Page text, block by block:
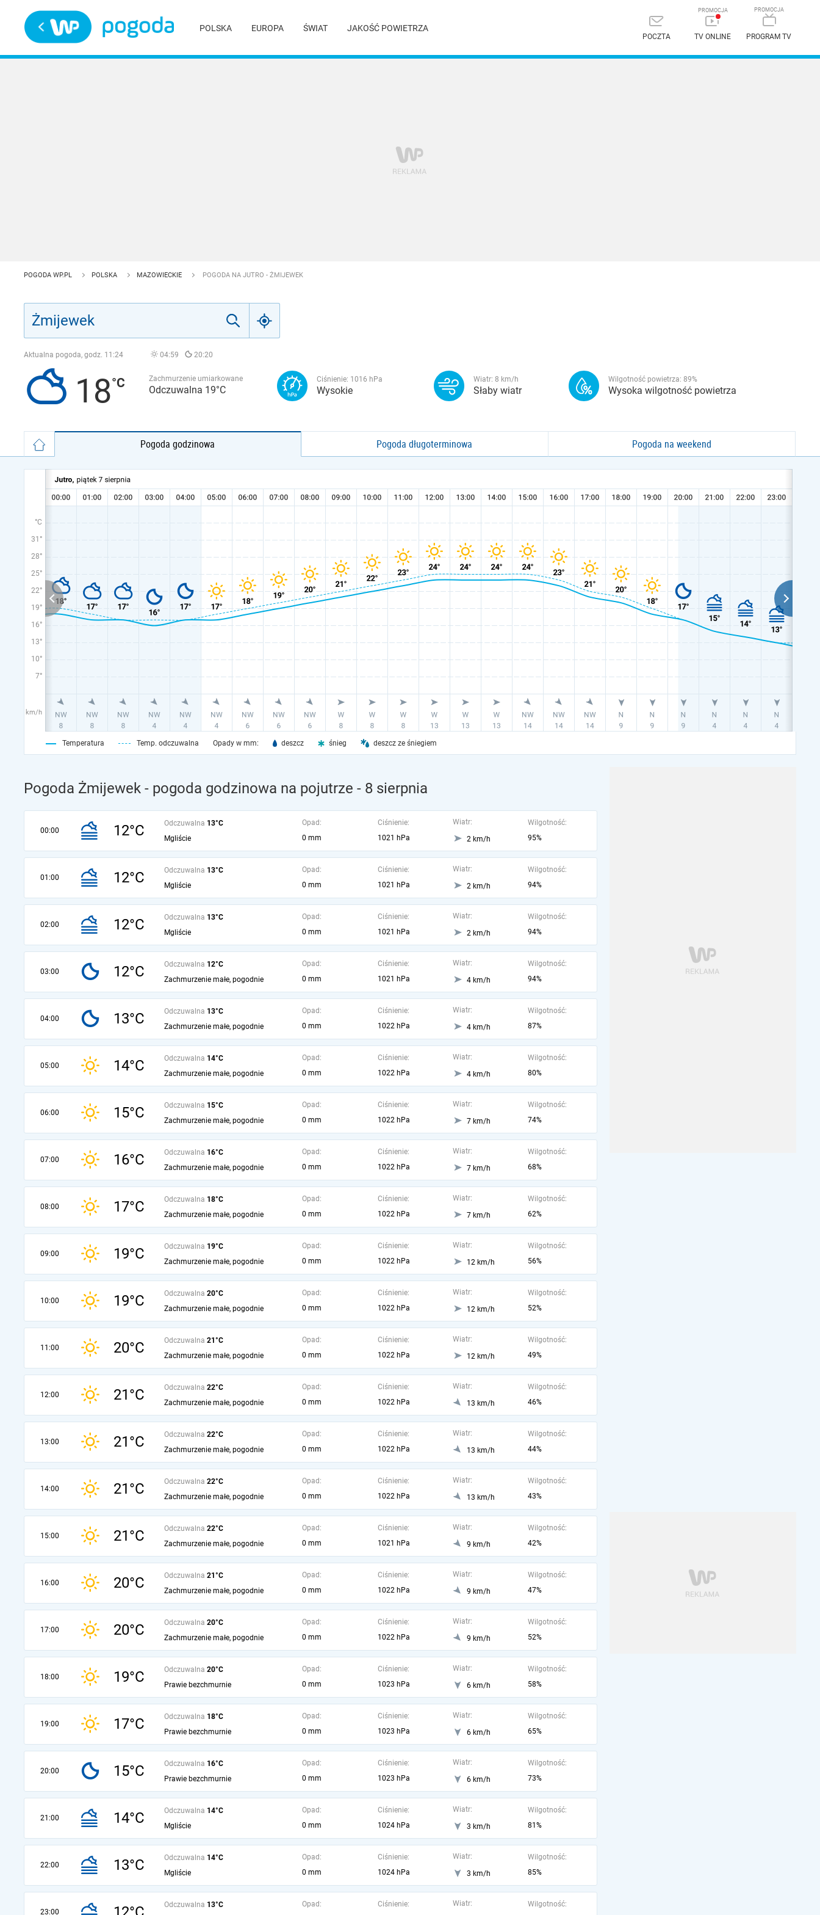
POLSKA EUROPA ŚWIAT JAKOŚĆ POWIETRZA
POCZTA TV ONLINE PROGRAM TV
POGODA WP.PL POLSKA MAZOWIECKIE POGODA NA JUTRO - ŻMIJEWEK
Aktualna pogoda, godz. 11:24 04:59 20:20
18 Zachmurzenie umiarkowane
Odczuwalna 19°C
Ciśnienie: 1016 hPa
Wysokie
Wiatr: 8 km/h
Słaby wiatr
Wilgotność powietrza: 89%
Wysoka wilgotność powietrza
Pogoda godzinowa Pogoda długoterminowa Pogoda na weekend
°C
31°
28°
25°
22°
19°
16°
13°
10°
7°
km/h
Temperatura Temp. odczuwalna Opady w mm: deszcz śnieg deszcz ze śniegiem
Pogoda Żmijewek - pogoda godzinowa na pojutrze - 8 sierpnia
00:00 12°C Odczuwalna 13°C
Mgliście
Opad:
0 mm
Ciśnienie:
1021 hPa
Wiatr:
2 km/h
Wilgotność:
95%
01:00 12°C Odczuwalna 13°C
Mgliście
Opad:
0 mm
Ciśnienie:
1021 hPa
Wiatr:
2 km/h
Wilgotność:
94%
02:00 12°C Odczuwalna 13°C
Mgliście
Opad:
0 mm
Ciśnienie:
1021 hPa
Wiatr:
2 km/h
Wilgotność:
94%
03:00 12°C Odczuwalna 12°C
Zachmurzenie małe, pogodnie
Opad:
0 mm
Ciśnienie:
1021 hPa
Wiatr:
4 km/h
Wilgotność:
94%
04:00 13°C Odczuwalna 13°C
Zachmurzenie małe, pogodnie
Opad:
0 mm
Ciśnienie:
1022 hPa
Wiatr:
4 km/h
Wilgotność:
87%
05:00 14°C Odczuwalna 14°C
Zachmurzenie małe, pogodnie
Opad:
0 mm
Ciśnienie:
1022 hPa
Wiatr:
4 km/h
Wilgotność:
80%
06:00 15°C Odczuwalna 15°C
Zachmurzenie małe, pogodnie
Opad:
0 mm
Ciśnienie:
1022 hPa
Wiatr:
7 km/h
Wilgotność:
74%
07:00 16°C Odczuwalna 16°C
Zachmurzenie małe, pogodnie
Opad:
0 mm
Ciśnienie:
1022 hPa
Wiatr:
7 km/h
Wilgotność:
68%
08:00 17°C Odczuwalna 18°C
Zachmurzenie małe, pogodnie
Opad:
0 mm
Ciśnienie:
1022 hPa
Wiatr:
7 km/h
Wilgotność:
62%
09:00 19°C Odczuwalna 19°C
Zachmurzenie małe, pogodnie
Opad:
0 mm
Ciśnienie:
1022 hPa
Wiatr:
12 km/h
Wilgotność:
56%
10:00 19°C Odczuwalna 20°C
Zachmurzenie małe, pogodnie
Opad:
0 mm
Ciśnienie:
1022 hPa
Wiatr:
12 km/h
Wilgotność:
52%
11:00 20°C Odczuwalna 21°C
Zachmurzenie małe, pogodnie
Opad:
0 mm
Ciśnienie:
1022 hPa
Wiatr:
12 km/h
Wilgotność:
49%
12:00 21°C Odczuwalna 22°C
Zachmurzenie małe, pogodnie
Opad:
0 mm
Ciśnienie:
1022 hPa
Wiatr:
13 km/h
Wilgotność:
46%
13:00 21°C Odczuwalna 22°C
Zachmurzenie małe, pogodnie
Opad:
0 mm
Ciśnienie:
1022 hPa
Wiatr:
13 km/h
Wilgotność:
44%
14:00 21°C Odczuwalna 22°C
Zachmurzenie małe, pogodnie
Opad:
0 mm
Ciśnienie:
1022 hPa
Wiatr:
13 km/h
Wilgotność:
43%
15:00 21°C Odczuwalna 22°C
Zachmurzenie małe, pogodnie
Opad:
0 mm
Ciśnienie:
1021 hPa
Wiatr:
9 km/h
Wilgotność:
42%
16:00 20°C Odczuwalna 21°C
Zachmurzenie małe, pogodnie
Opad:
0 mm
Ciśnienie:
1022 hPa
Wiatr:
9 km/h
Wilgotność:
47%
17:00 20°C Odczuwalna 20°C
Zachmurzenie małe, pogodnie
Opad:
0 mm
Ciśnienie:
1022 hPa
Wiatr:
9 km/h
Wilgotność:
52%
18:00 19°C Odczuwalna 20°C
Prawie bezchmurnie
Opad:
0 mm
Ciśnienie:
1023 hPa
Wiatr:
6 km/h
Wilgotność:
58%
19:00 17°C Odczuwalna 18°C
Prawie bezchmurnie
Opad:
0 mm
Ciśnienie:
1023 hPa
Wiatr:
6 km/h
Wilgotność:
65%
20:00 15°C Odczuwalna 16°C
Prawie bezchmurnie
Opad:
0 mm
Ciśnienie:
1023 hPa
Wiatr:
6 km/h
Wilgotność:
73%
21:00 14°C Odczuwalna 14°C
Mgliście
Opad:
0 mm
Ciśnienie:
1024 hPa
Wiatr:
3 km/h
Wilgotność:
81%
22:00 13°C Odczuwalna 14°C
Mgliście
Opad:
0 mm
Ciśnienie:
1024 hPa
Wiatr:
3 km/h
Wilgotność:
85%
23:00
Odczuwalna 13°C
Opad:
Ciśnienie:
Wiatr:
Wilgotność: